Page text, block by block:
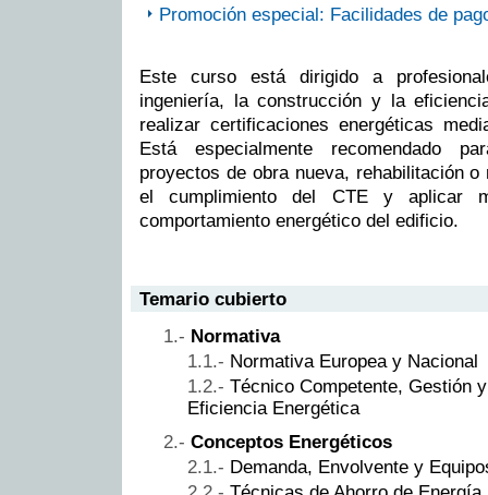
Promoción especial: Facilidades de
Este curso está dirigido a
ingeniería, la construcción y la
realizar certificaciones energéticas
Está especialmente recomendado
proyectos de obra nueva, rehabilitación
el cumplimiento del CTE y aplicar
comportamiento energético del edificio.
Temario cubierto
Normativa
Normativa Europea y Nacional
Técnico Competente, Gestión
Eficiencia Energética
Conceptos Energéticos
Demanda, Envolvente y